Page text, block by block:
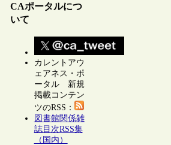
CAポータルにつ
いて
カレントアウ
ェアネス・ポ
ータル 新規
掲載コンテン
ツのRSS：
図書館関係雑
誌目次RSS集
（国内）